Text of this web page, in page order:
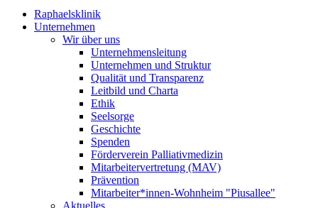
Raphaelsklinik
Unternehmen
Wir über uns
Unternehmensleitung
Unternehmen und Struktur
Qualität und Transparenz
Leitbild und Charta
Ethik
Seelsorge
Geschichte
Spenden
Förderverein Palliativmedizin
Mitarbeitervertretung (MAV)
Prävention
Mitarbeiter*innen-Wohnheim "Piusallee"
Aktuelles